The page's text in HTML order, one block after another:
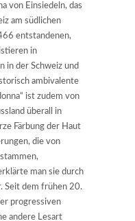
von Einsiedeln, das
am südlichen
entstandenen,
in
in der Schweiz und
ambivalente
ist zudem von
überall in
Färbung der Haut
die von
man sie durch
Seit dem frühen 20.
progressiven
andere Lesart